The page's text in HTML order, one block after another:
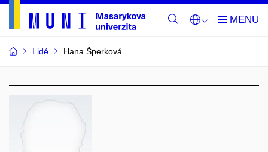
Lidé Hana Šperková